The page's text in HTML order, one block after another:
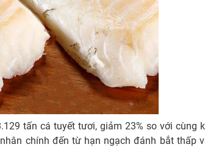
tấn cá tuyết tươi, giảm 23% so với cùng
chính đến từ hạn ngạch đánh bắt thấp